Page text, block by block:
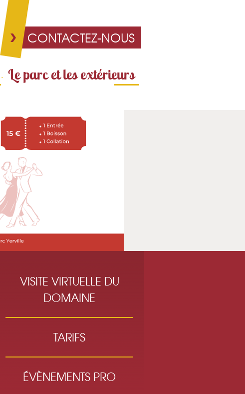
CONTACTEZ-NOUS
Le parc et les extérieurs
VISITE VIRTUELLE DU
DOMAINE
TARIFS
ÉVÈNEMENTS PRO